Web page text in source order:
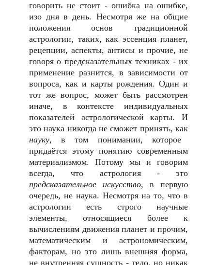
говорить не стоит - ошибка на ошибке,
изо дня в день. Несмотря же на общие
положения основ традиционной
астрологии, таких, как эссенция планет,
рецепции, аспекты, антисы и прочие, не
говоря о предсказательных техниках - их
применение разнится, в зависимости от
вопроса, как и карты рождения. Один и
тот же вопрос, может быть рассмотрен
иначе, в контексте индивидуальных
показателей астрологической карты. И
это наука никогда не сможет принять, как
науку, в том понимании, которое
придаётся этому понятию современным
материализмом. Потому мы и говорим
всегда, что астрология - это
предсказательное искусство, в первую
очередь, не наука. Несмотря на то, что в
астрологии есть строго научные
элементы, относящиеся более к
вычислениям движения планет и прочим,
математическим и астрономическим,
факторам, но это лишь внешняя форма,
не внутренняя сущность - тело, но никак